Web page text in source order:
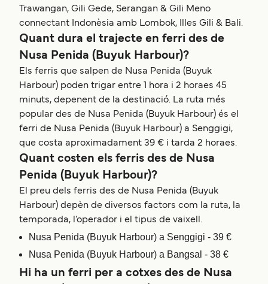
Trawangan, Gili Gede, Serangan & Gili Meno
connectant Indonèsia amb Lombok, Illes Gili & Bali.
Quant dura el trajecte en ferri des de
Nusa Penida (Buyuk Harbour)?
Els ferris que salpen de Nusa Penida (Buyuk
Harbour) poden trigar entre 1 hora i 2 horaes 45
minuts, depenent de la destinació. La ruta més
popular des de Nusa Penida (Buyuk Harbour) és el
ferri de Nusa Penida (Buyuk Harbour) a Senggigi,
que costa aproximadament 39 € i tarda 2 horaes.
Quant costen els ferris des de Nusa
Penida (Buyuk Harbour)?
El preu dels ferris des de Nusa Penida (Buyuk
Harbour) depèn de diversos factors com la ruta, la
temporada, l’operador i el tipus de vaixell.
Nusa Penida (Buyuk Harbour) a Senggigi - 39 €
Nusa Penida (Buyuk Harbour) a Bangsal - 38 €
Hi ha un ferri per a cotxes des de Nusa